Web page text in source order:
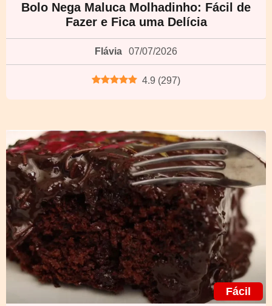
Bolo Nega Maluca Molhadinho: Fácil de
Fazer e Fica uma Delícia
Flávia 07/07/2026
4.9 (297)
Fácil